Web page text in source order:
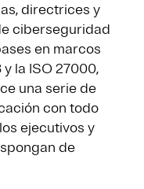
directrices y
ciberseguridad
en marcos
la ISO 27000,
una serie de
con todo
ejecutivos y
de